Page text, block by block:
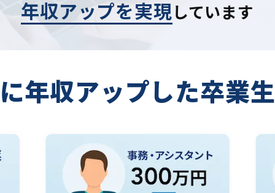
年収アップを実現 しています
年収アップした卒業